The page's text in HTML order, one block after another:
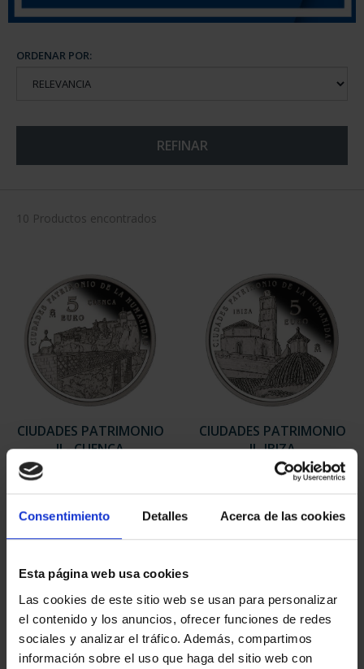
Consentimiento Detalles Acerca de las cookies
Esta página web usa cookies
Las cookies de este sitio web se usan para personalizar
el contenido y los anuncios, ofrecer funciones de redes
sociales y analizar el tráfico. Además, compartimos
información sobre el uso que haga del sitio web con
ORDENAR POR:
REFINAR
10 Productos encontrados
CIUDADES PATRIMONIO
II - CUENCA
CIUDADES PATRIMONIO
II- IBIZA
73,00 €